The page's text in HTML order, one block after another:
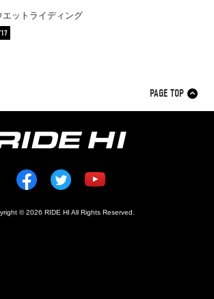
エットライディング
© 2026 RIDE HI All Rights Reserved.
PAGE TOP